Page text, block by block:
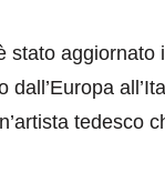
stato aggiornato
dall’Europa
tedesco